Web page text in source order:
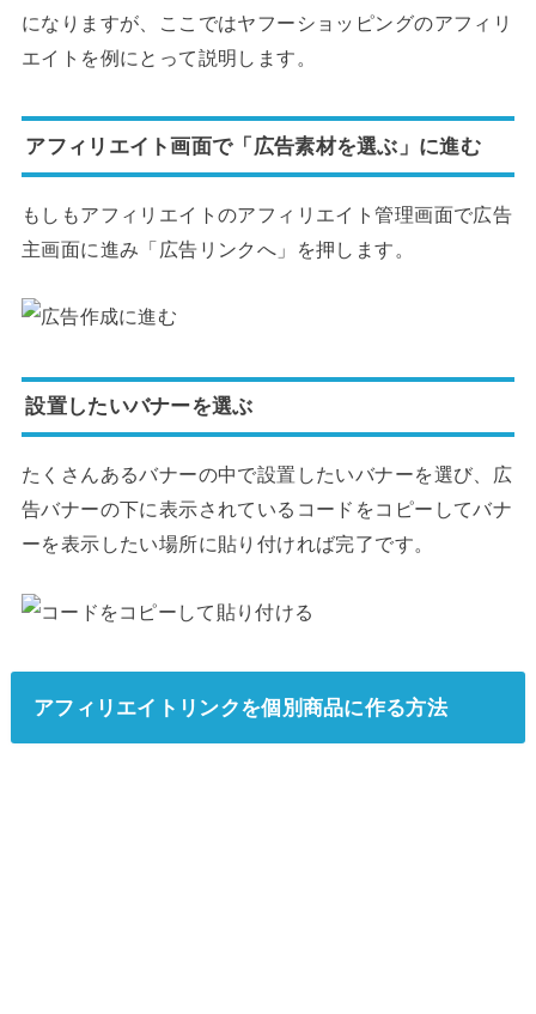
になりますが、ここではヤフーショッピングのアフィリ
エイトを例にとって説明します。
アフィリエイト画面で「広告素材を選ぶ」に進む
もしもアフィリエイトのアフィリエイト管理画面で広告
主画面に進み「広告リンクへ」を押します。
設置したいバナーを選ぶ
たくさんあるバナーの中で設置したいバナーを選び、広
告バナーの下に表示されているコードをコピーしてバナ
ーを表示したい場所に貼り付ければ完了です。
アフィリエイトリンクを個別商品に作る方法